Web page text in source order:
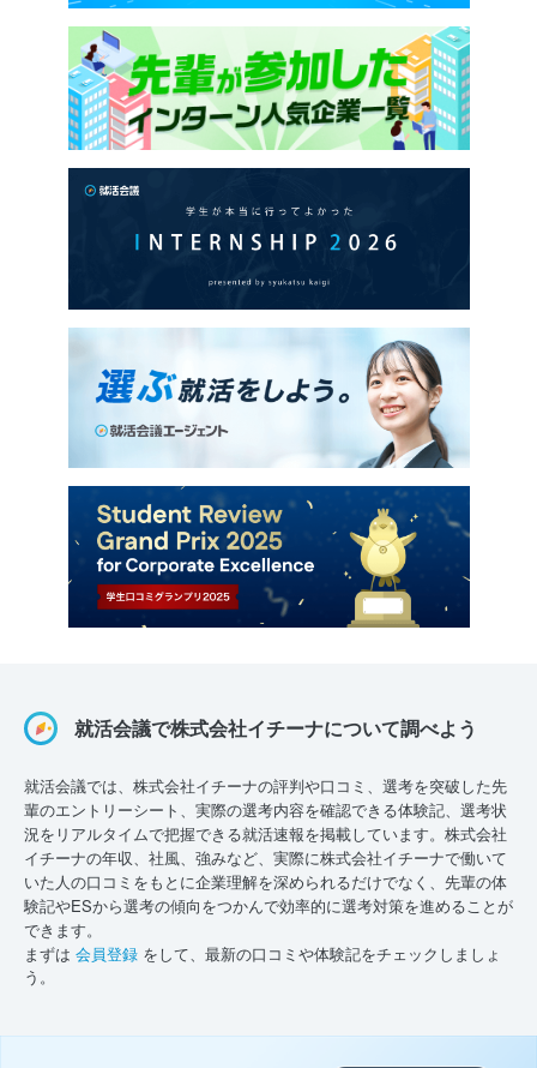
就活会議で株式会社イチーナについて調べよう
就活会議では、株式会社イチーナの評判や口コミ、選考を突破した先
輩のエントリーシート、実際の選考内容を確認できる体験記、選考状
況をリアルタイムで把握できる就活速報を掲載しています。株式会社
イチーナの年収、社風、強みなど、実際に株式会社イチーナで働いて
いた人の口コミをもとに企業理解を深められるだけでなく、先輩の体
験記やESから選考の傾向をつかんで効率的に選考対策を進めることが
できます。
まずは 会員登録 をして、最新の口コミや体験記をチェックしましょ
う。